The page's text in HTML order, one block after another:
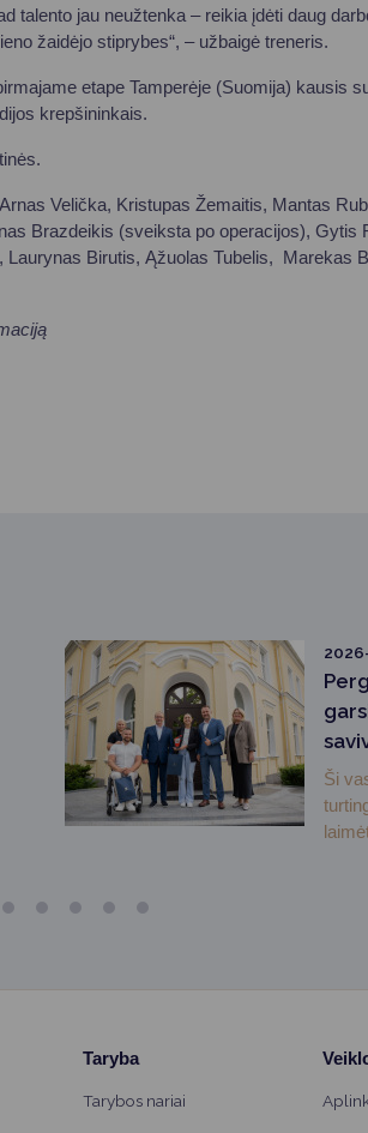
talento jau neužtenka – reikia įdėti daug
žaidėjo stiprybes“, – užbaigė treneris.
etape Tamperėje (Suomija) kausis
krepšininkais.
Velička, Kristupas Žemaitis, Mantas
Brazdeikis (sveiksta po operacijos), Gytis
Laurynas Birutis, Ąžuolas Tubelis, Marekas
Ši
Taryba
Tarybos nariai